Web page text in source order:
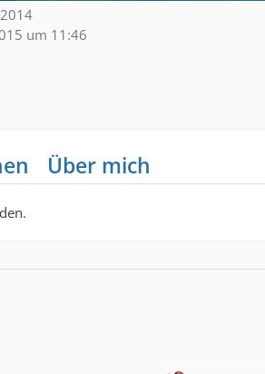
um 11:46
Über mich